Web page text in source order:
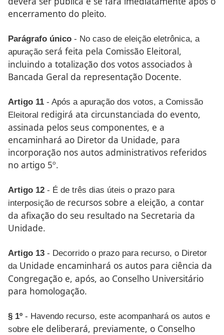
encerramento do pleito.
Parágrafo único - No caso de eleição eletrônica, a
apuração será feita pela Comissão Eleitoral,
incluindo a totalização dos votos associados à
Bancada Geral da representação Docente.
Artigo 11 - Após a apuração dos votos, a Comissão
Eleitoral redigirá ata circunstanciada do evento,
assinada pelos seus componentes, e a
encaminhará ao Diretor da Unidade, para
incorporação nos autos administrativos referidos
no artigo 5º.
Artigo 12 - É de três dias úteis o prazo para
interposição de recursos sobre a eleição, a contar
da afixação do seu resultado na Secretaria da
Unidade.
Artigo 13 - Decorrido o prazo para recurso, o Diretor
da Unidade encaminhará os autos para ciência da
Congregação e, após, ao Conselho Universitário
para homologação.
§ 1º - Havendo recurso, este acompanhará os autos e
sobre ele deliberará, previamente, o Conselho